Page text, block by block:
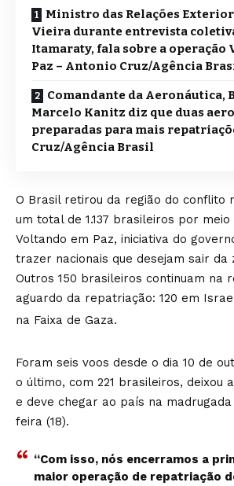
Ministro das Relações
Vieira durante entrevista
Itamaraty, fala sobre a operação
Paz – Antonio Cruz/Agência
Comandante da Aeronáutica,
Marcelo Kanitz diz que duas
preparadas para mais
Cruz/Agência Brasil
O Brasil retirou da região do conflito
um total de 1.137 brasileiros por
Voltando em Paz, iniciativa do
trazer nacionais que desejam sair da
Outros 150 brasileiros continuam na
aguardo da repatriação: 120 em
na Faixa de Gaza.
Foram seis voos desde o dia 10 de
o último, com 221 brasileiros, deixou
e deve chegar ao país na
feira (18).
“Com isso, nós encerramos a
maior operação de repatriação